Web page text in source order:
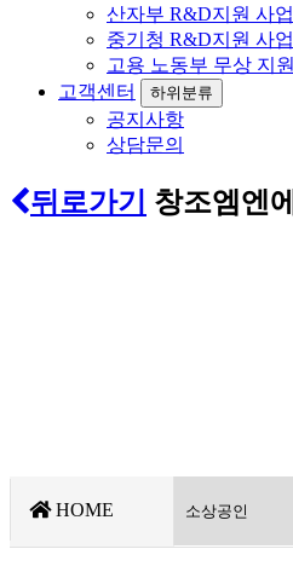
산자부 R&D지원 사업
중기청 R&D지원 사업
고용 노동부 무상 지
고객센터
하위분류
공지사항
상담문의
뒤로가기 창조엠엔
HOME